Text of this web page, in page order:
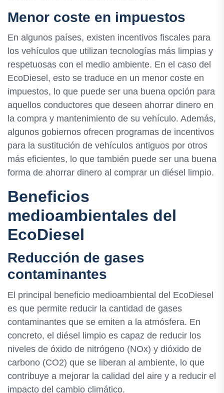
Menor coste en impuestos
En algunos países, existen incentivos fiscales para
los vehículos que utilizan tecnologías más limpias y
respetuosas con el medio ambiente. En el caso del
EcoDiesel, esto se traduce en un menor coste en
impuestos, lo que puede ser una buena opción para
aquellos conductores que deseen ahorrar dinero en
la compra y mantenimiento de su vehículo. Además,
algunos gobiernos ofrecen programas de incentivos
para la sustitución de vehículos antiguos por otros
más eficientes, lo que también puede ser una buena
forma de ahorrar dinero al comprar un diésel limpio.
Beneficios
medioambientales del
EcoDiesel
Reducción de gases
contaminantes
El principal beneficio medioambiental del EcoDiesel
es que permite reducir la cantidad de gases
contaminantes que se emiten a la atmósfera. En
concreto, el diésel limpio es capaz de reducir los
niveles de óxido de nitrógeno (NOx) y dióxido de
carbono (CO2) que se liberan al ambiente, lo que
contribuye a mejorar la calidad del aire y a reducir el
impacto del cambio climático.